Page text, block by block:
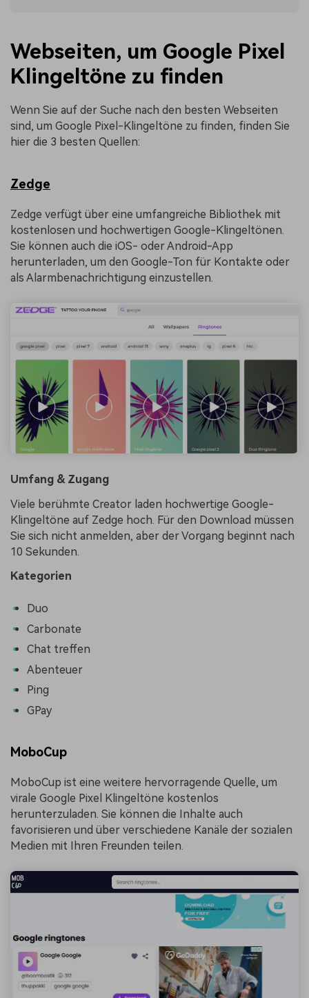
Webseiten, um Google Pixel
Klingeltöne zu finden
Wenn Sie auf der Suche nach den besten Webseiten
sind, um Google Pixel-Klingeltöne zu finden, finden Sie
hier die 3 besten Quellen:
Zedge
Zedge verfügt über eine umfangreiche Bibliothek mit
kostenlosen und hochwertigen Google-Klingeltönen.
Sie können auch die iOS- oder Android-App
herunterladen, um den Google-Ton für Kontakte oder
als Alarmbenachrichtigung einzustellen.
Umfang & Zugang
Viele berühmte Creator laden hochwertige Google-
Klingeltöne auf Zedge hoch. Für den Download müssen
Sie sich nicht anmelden, aber der Vorgang beginnt nach
10 Sekunden.
Kategorien
Duo
Carbonate
Chat treffen
Abenteuer
Ping
GPay
MoboCup
MoboCup ist eine weitere hervorragende Quelle, um
virale Google Pixel Klingeltöne kostenlos
herunterzuladen. Sie können die Inhalte auch
favorisieren und über verschiedene Kanäle der sozialen
Medien mit Ihren Freunden teilen.